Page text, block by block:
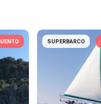
SUPERBARCO